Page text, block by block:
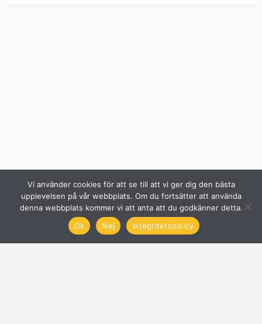
Vi använder cookies för att se till att vi ger dig den bästa
upplevelsen på vår webbplats. Om du fortsätter att använda
denna webbplats kommer vi att anta att du godkänner detta.
Ok
Nej Integritetspolicy